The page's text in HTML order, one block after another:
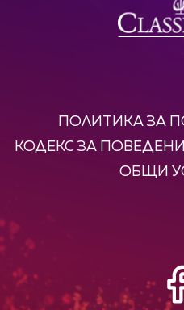
ПОЛИТИКА ЗА
КОДЕКС ЗА
ОБЩИ